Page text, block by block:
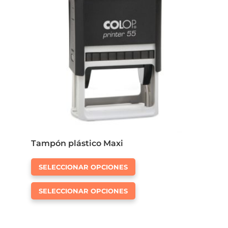
Tampón plástico Maxi
SELECCIONAR OPCIONES
Este
tiene
múltiples
SELECCIONAR OPCIONES
Este